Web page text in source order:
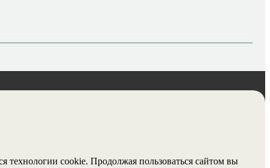
технологии cookie. Продолжая пользоваться сайтом вы